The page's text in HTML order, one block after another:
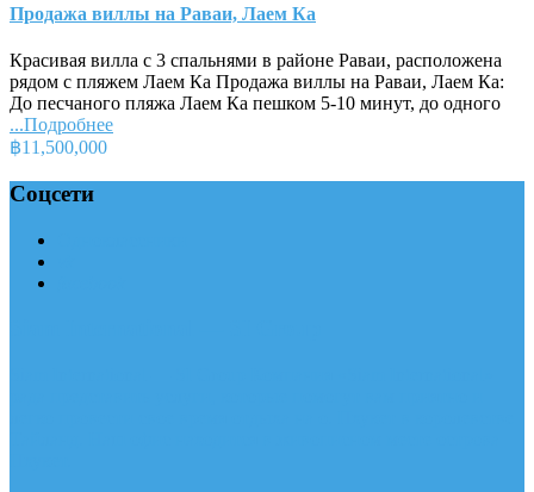
Продажа виллы на Раваи, Лаем Ка
Красивая вилла с 3 спальнями в районе Раваи, расположена
рядом с пляжем Лаем Ка Продажа виллы на Раваи, Лаем Ка:
До песчаного пляжа Лаем Ка пешком 5-10 минут, до одного
...Подробнее
฿11,500,000
Соцсети